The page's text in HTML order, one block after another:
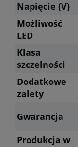
Napięcie (V)
Możliwość
LED
Klasa
szczelności
Dodatkowe
zalety
Gwarancja
Produkcja w